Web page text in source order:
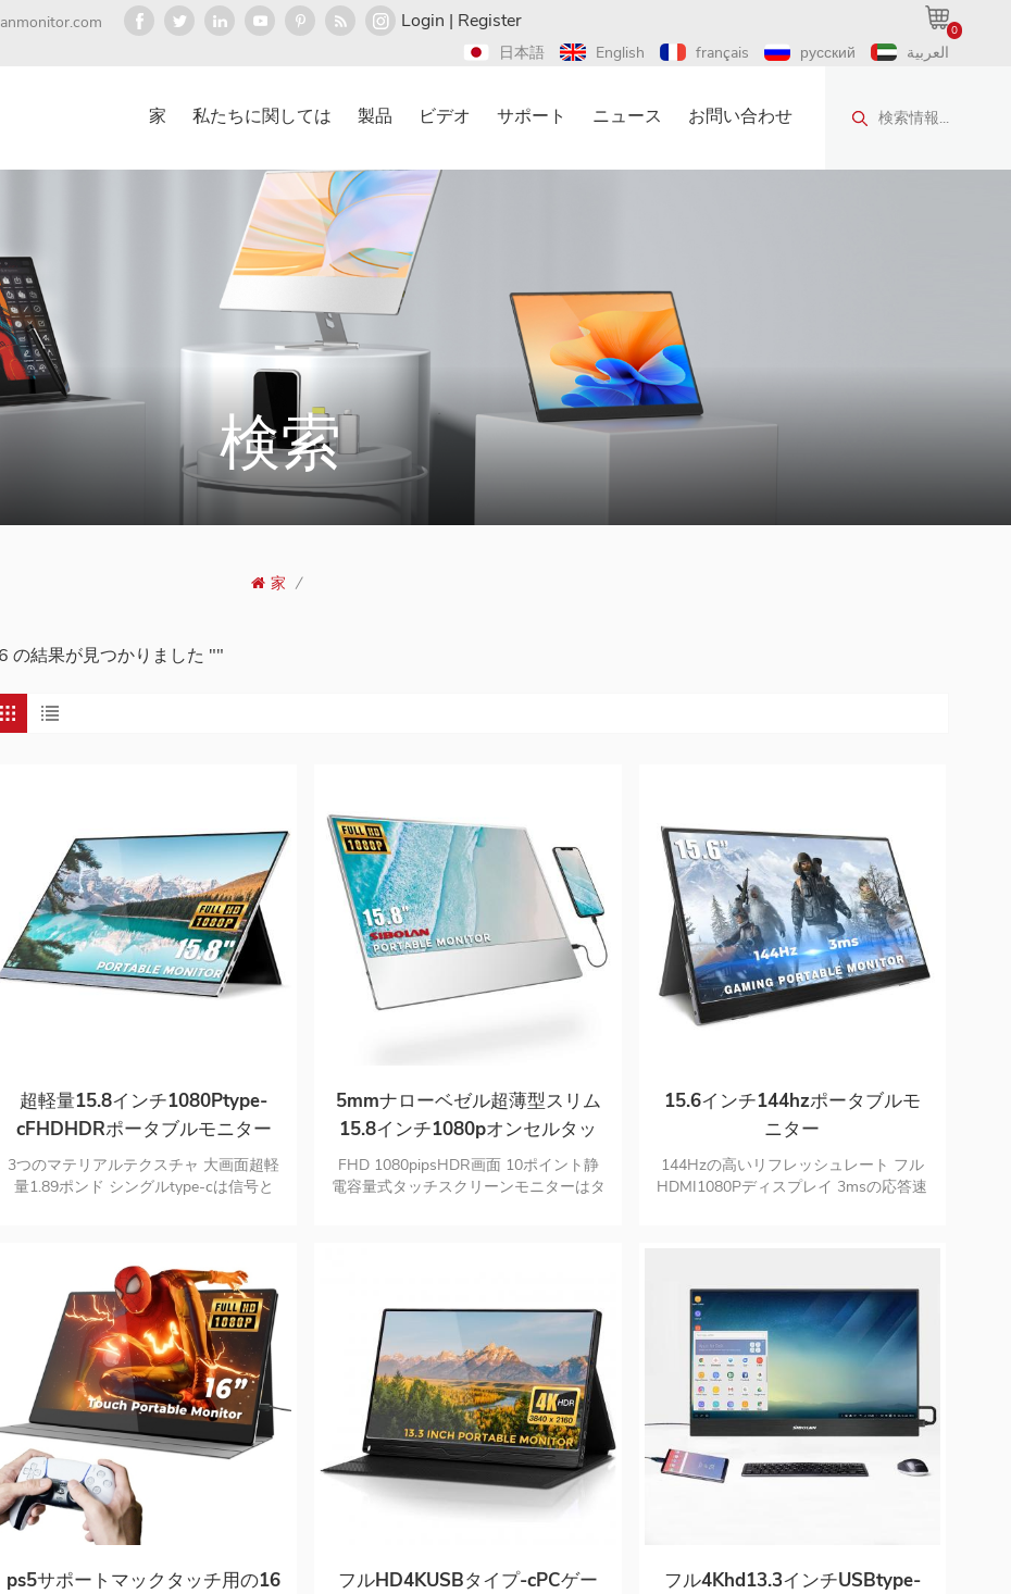
0
Login | Register
日本語 English français русский العربية
検索情報...
家 私たちに関しては 製品 ビデオ サポート ニュース お問い合わせ
検索
家 /
の結果が見つかりました ""
超軽量15.8インチ1080Ptype-
cFHDHDRポータブルモニター
3つのマテリアルテクスチャ 大画面超軽
量1.89ポンド シングルtype-cは信号と
5mmナローベゼル超薄型スリム
15.8インチ1080pオンセルタッ
チポータブルモニター
FHD 1080pipsHDR画面 10ポイント静
電容量式タッチスクリーンモニターはタ
15.6インチ144hzポータブルモ
ニター
144Hzの高いリフレッシュレート フル
HDMI1080Pディスプレイ 3msの応答速
ps5サポートマックタッチ用の16
フルHD4KUSBタイプ-cPCゲー
フル4Khd13.3インチUSBtype-